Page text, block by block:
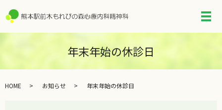
メ
年末年始の休診日
HOME お知らせ 年末年始の休診日